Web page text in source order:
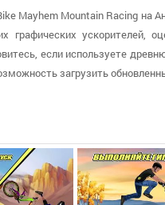
Mayhem Mountain Racing на
графических ускорителей,
если используете
загрузить